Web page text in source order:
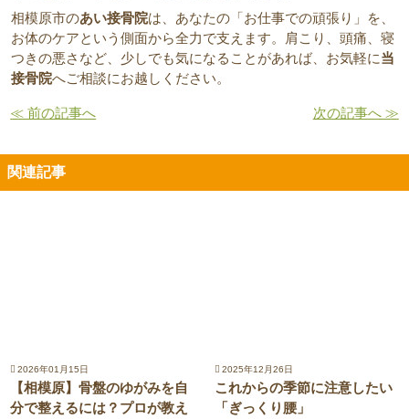
相模原市のあい接骨院は、あなたの「お仕事での頑張り」を、
お体のケアという側面から全力で支えます。肩こり、頭痛、寝
つきの悪さなど、少しでも気になることがあれば、お気軽に当
接骨院へご相談にお越しください。
≪ 前の記事へ 次の記事へ ≫
関連記事
2026年01月15日
【相模原】骨盤のゆがみを自
分で整えるには？プロが教え
2025年12月26日
これからの季節に注意したい
「ぎっくり腰」